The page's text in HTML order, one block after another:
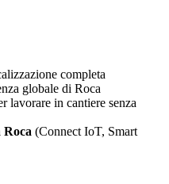
completa
globale di Roca
lavorare in cantiere senza
Roca (Connect IoT, Smart